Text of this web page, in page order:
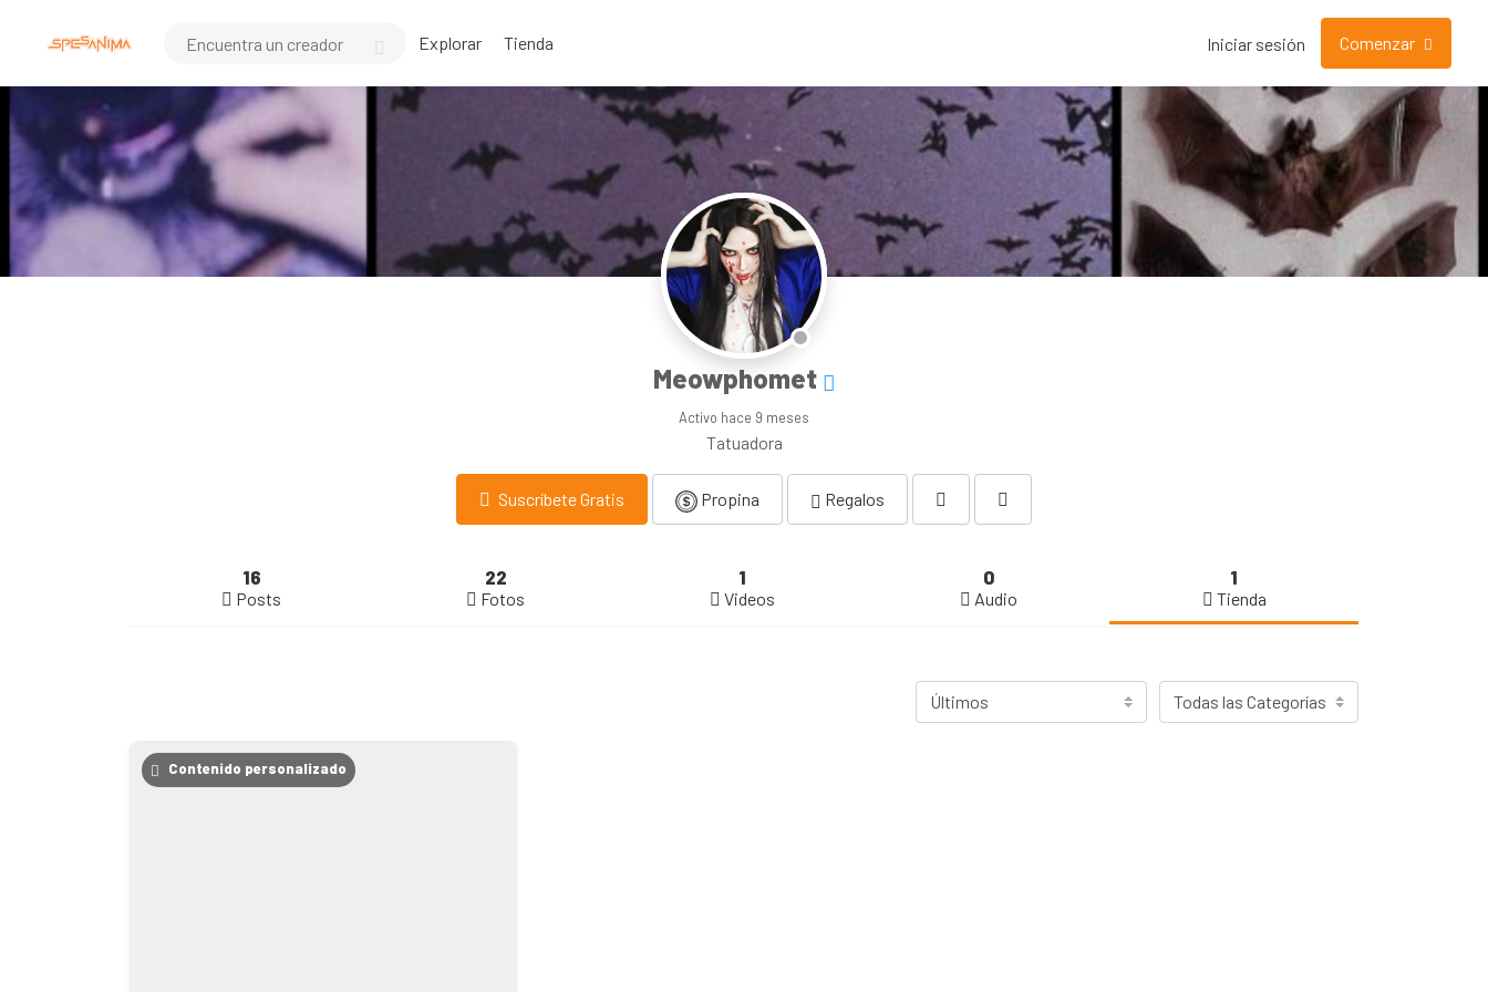
Explorar Tienda Iniciar sesión Comenzar
Meowphomet
Activo hace 9 meses
Tatuadora
Suscríbete Gratis Propina Regalos
16
Posts
22
Fotos
1
Videos
0
Audio
1
Tienda
Contenido personalizado